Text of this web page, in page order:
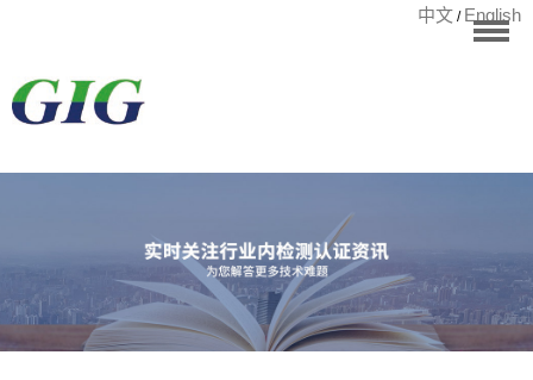
检测项目
客户案例
资讯中心
中文 / English